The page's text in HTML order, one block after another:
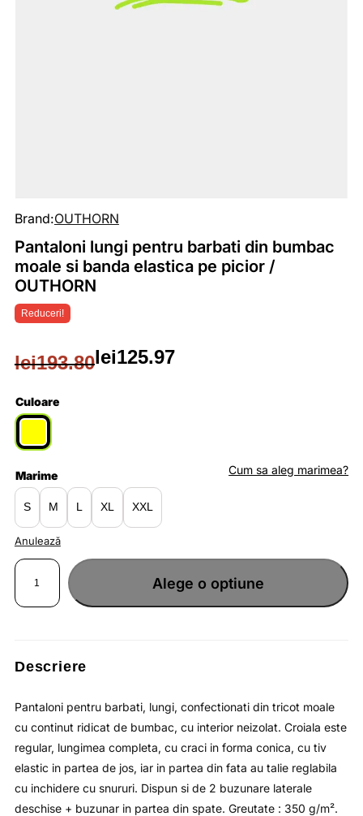
Reduceri!
Brand:OUTHORN
Pantaloni lungi pentru barbati din bumbac
moale si banda elastica pe picior /
OUTHORN
lei193.80
Prețul
inițial
a
fost:
lei193.80.
lei125.97
Prețul
curent
este:
lei125.97.
Culoare
Marime
M L XL XXL
S
Anulează
Cum sa aleg marimea?
Cantitate
Pantaloni
lungi
barbati
din
elastica
pe
Alege o optiune
Descriere
Pantaloni pentru barbati, lungi, confectionati din tricot moale
cu continut ridicat de bumbac, cu interior neizolat. Croiala este
regular, lungimea completa, cu craci in forma conica, cu tiv
elastic in partea de jos, iar in partea din fata au talie reglabila
cu inchidere cu snururi. Dispun si de 2 buzunare laterale
deschise + buzunar in partea din spate. Greutate : 350 g/m².